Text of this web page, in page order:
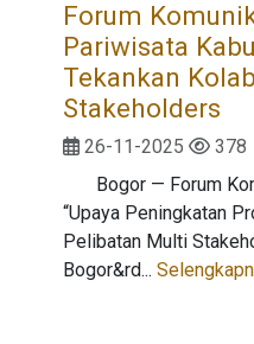
Forum
Pariwisata
Tekankan
Stakeholders
26-11-2025
378
Bogor — Forum
“Upaya Peningkatan
Pelibatan Multi
Bogor&rd...